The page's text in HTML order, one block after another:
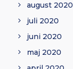
august 2020
juli 2020
juni 2020
maj 2020